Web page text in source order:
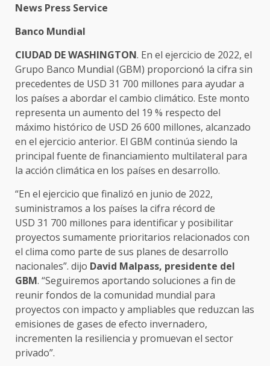
News Press Service
Banco Mundial
CIUDAD DE WASHINGTON. En el ejercicio de 2022, el
Grupo Banco Mundial (GBM) proporcionó la cifra sin
precedentes de USD 31 700 millones para ayudar a
los países a abordar el cambio climático. Este monto
representa un aumento del 19 % respecto del
máximo histórico de USD 26 600 millones, alcanzado
en el ejercicio anterior. El GBM continúa siendo la
principal fuente de financiamiento multilateral para
la acción climática en los países en desarrollo.
“En el ejercicio que finalizó en junio de 2022,
suministramos a los países la cifra récord de
USD 31 700 millones para identificar y posibilitar
proyectos sumamente prioritarios relacionados con
el clima como parte de sus planes de desarrollo
nacionales”. dijo David Malpass, presidente del
GBM. “Seguiremos aportando soluciones a fin de
reunir fondos de la comunidad mundial para
proyectos con impacto y ampliables que reduzcan las
emisiones de gases de efecto invernadero,
incrementen la resiliencia y promuevan el sector
privado”.